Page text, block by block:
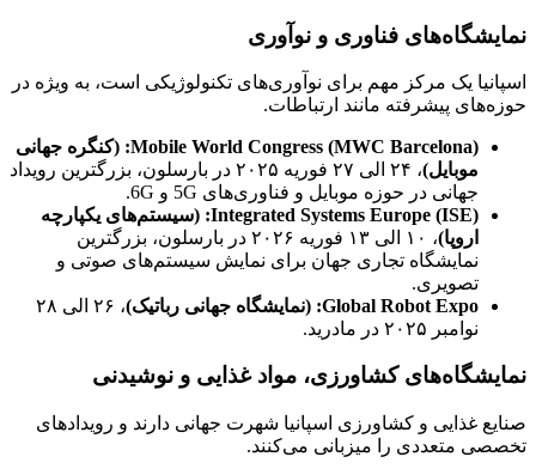
نمایشگاه‌های فناوری و نوآوری
اسپانیا یک مرکز مهم برای نوآوری‌های تکنولوژیکی است، به ویژه در
حوزه‌های پیشرفته مانند ارتباطات.
Mobile World Congress (MWC Barcelona)
: (کنگره جهانی
موبایل)
، ۲۴ الی ۲۷ فوریه ۲۰۲۵ در بارسلون، بزرگترین رویداد
جهانی در حوزه موبایل و فناوری‌های 5G و 6G.
Integrated Systems Europe (ISE)
: (سیستم‌های یکپارچه
اروپا)
، ۱۰ الی ۱۳ فوریه ۲۰۲۶ در بارسلون، بزرگترین
نمایشگاه تجاری جهان برای نمایش سیستم‌های صوتی و
تصویری.
Global Robot Expo
: (نمایشگاه جهانی رباتیک)
، ۲۶ الی ۲۸
نوامبر ۲۰۲۵ در مادرید.
نمایشگاه‌های کشاورزی، مواد غذایی و نوشیدنی
صنایع غذایی و کشاورزی اسپانیا شهرت جهانی دارند و رویدادهای
تخصصی متعددی را میزبانی می‌کنند.